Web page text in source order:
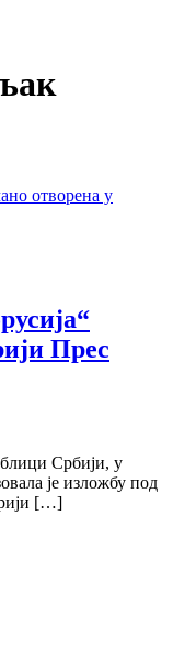
Прес
Србији, у
је изложбу под
[…]